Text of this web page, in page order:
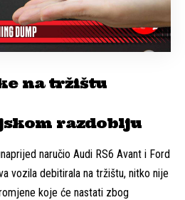
na tržištu
razdoblju
naručio Audi RS6 Avant i Ford
vozila debitirala na tržištu, nitko nije
koje će nastati zbog